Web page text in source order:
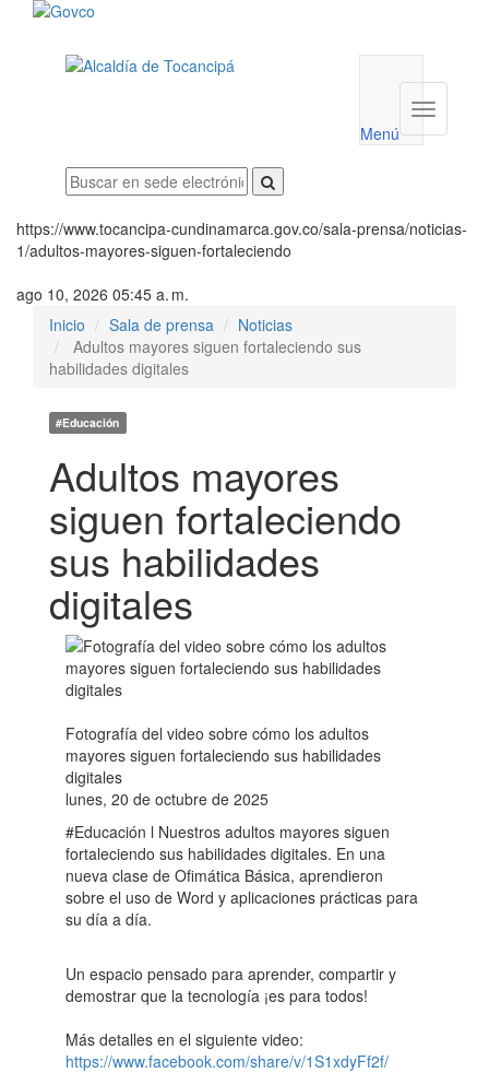
utilidades
Menú
Menú
https://www.tocancipa-cundinamarca.gov.co/sala-prensa/noticias-
1/adultos-mayores-siguen-fortaleciendo
ago 10, 2026 05:45 a. m.
Inicio
Sala de prensa
Noticias
Adultos mayores siguen fortaleciendo sus
habilidades digitales
#Educación
Adultos mayores
siguen fortaleciendo
sus habilidades
digitales
Fotografía del video sobre cómo los adultos
mayores siguen fortaleciendo sus habilidades
digitales
lunes, 20 de octubre de 2025
#Educación l Nuestros adultos mayores siguen
fortaleciendo sus habilidades digitales. En una
nueva clase de Ofimática Básica, aprendieron
sobre el uso de Word y aplicaciones prácticas para
su día a día.
Un espacio pensado para aprender, compartir y
demostrar que la tecnología ¡es para todos!
Más detalles en el siguiente video:
https://www.facebook.com/share/v/1S1xdyFf2f/